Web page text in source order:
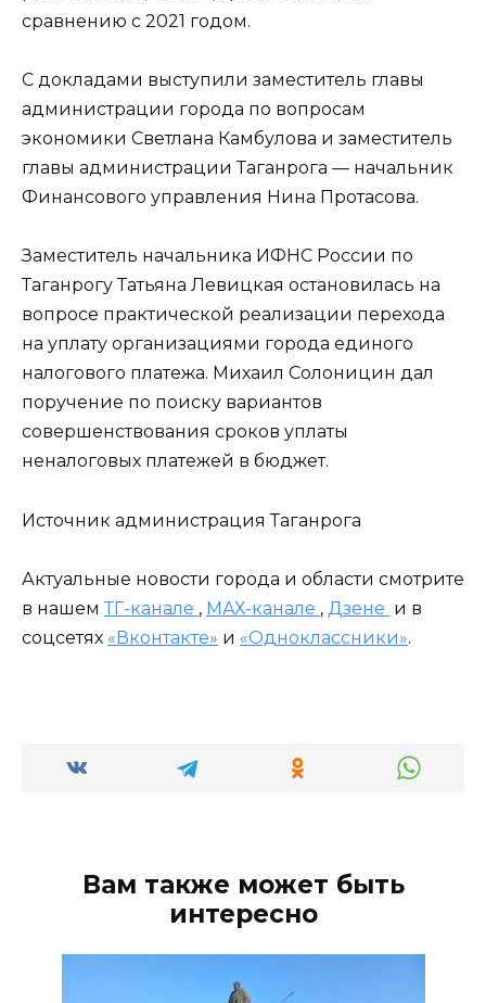
сравнению с 2021 годом.
С докладами выступили заместитель главы
администрации города по вопросам
экономики Светлана Камбулова и заместитель
главы администрации Таганрога — начальник
Финансового управления Нина Протасова.
Заместитель начальника ИФНС России по
Таганрогу Татьяна Левицкая остановилась на
вопросе практической реализации перехода
на уплату организациями города единого
налогового платежа. Михаил Солоницин дал
поручение по поиску вариантов
совершенствования сроков уплаты
неналоговых платежей в бюджет.
Источник администрация Таганрога
Актуальные новости города и области смотрите
в нашем ТГ-канале , МАХ-канале , Дзене и в
соцсетях «Вконтакте» и «Одноклассники».
Вам также может быть
интересно